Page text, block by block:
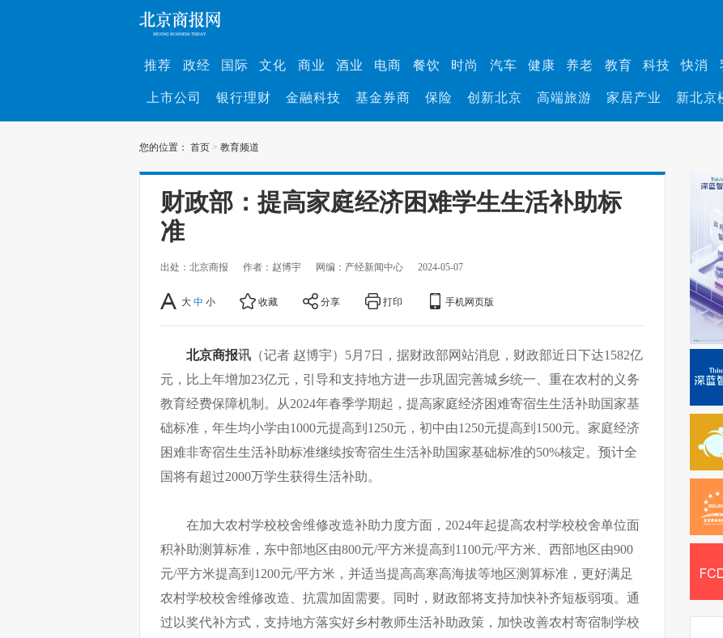
推荐 政经 国际 文化 商业 酒业 电商 餐饮 时尚 汽车 健康 养老 教育 科技 快消
上市公司 银行理财 金融科技 基金券商 保险 创新北京 高端旅游 家居产业 新北京
您的位置： 首页 > 教育频道
财政部：提高家庭经济困难学生生活补助标
准
出处：北京商报 作者：赵博宇 网编：产经新闻中心 2024-05-07
大 中 小 收藏 分享 打印 手机网页版
北京商报讯 （记者 赵博宇）5月7日，据财政部网站消息，财政部近日下达1582亿
元，比上年增加23亿元，引导和支持地方进一步巩固完善城乡统一、重在农村的义务
教育经费保障机制。从2024年春季学期起，提高家庭经济困难寄宿生生活补助国家基
础标准，年生均小学由1000元提高到1250元，初中由1250元提高到1500元。家庭经济
困难非寄宿生生活补助标准继续按寄宿生生活补助国家基础标准的50%核定。预计全
国将有超过2000万学生获得生活补助。
在加大农村学校校舍维修改造补助力度方面，2024年起提高农村学校校舍单位面
积补助测算标准，东中部地区由800元/平方米提高到1100元/平方米、西部地区由900
元/平方米提高到1200元/平方米，并适当提高高寒高海拔等地区测算标准，更好满足
农村学校校舍维修改造、抗震加固需要。同时，财政部将支持加快补齐短板弱项。通
过以奖代补方式，支持地方落实好乡村教师生活补助政策，加快改善农村寄宿制学校